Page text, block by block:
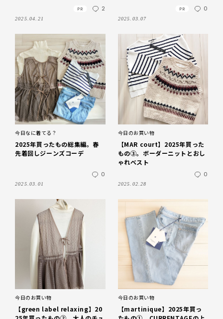
2025.04.21
PR 2
2025.03.07
PR 0
今日なに着てる？
2025年買ったもの総集編。春
先着回しジーンズコーデ
2025.03.01
0
今日のお買い物
【MAR court】2025年買った
もの③。ボーダーニットとおし
ゃれベスト
2025.02.28
0
今日のお買い物
【green label relaxing】20
今日のお買い物
【martinique】2025年買っ